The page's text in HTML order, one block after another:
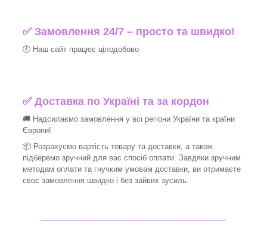
✅ Замовлення 24/7 – просто та швидко!
🕘 Наш сайт працює цілодобово
✅ Доставка по Україні та за кордон
🚚 Надсилаємо замовлення у всі регіони України та країни
Європи!
📦 Розрахуємо вартість товару та доставки, а також
підберемо зручний для вас спосіб оплати. Завдяки зручним
методам оплати та гнучким умовам доставки, ви отримаєте
своє замовлення швидко і без зайвих зусиль.